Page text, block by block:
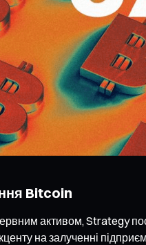
Bitcoin
активом, Strategy
на залученні